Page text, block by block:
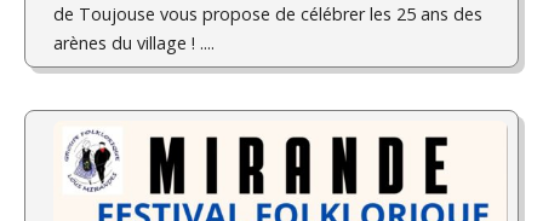
de Toujouse vous propose de célébrer les 25 ans des
arènes du village ! ....